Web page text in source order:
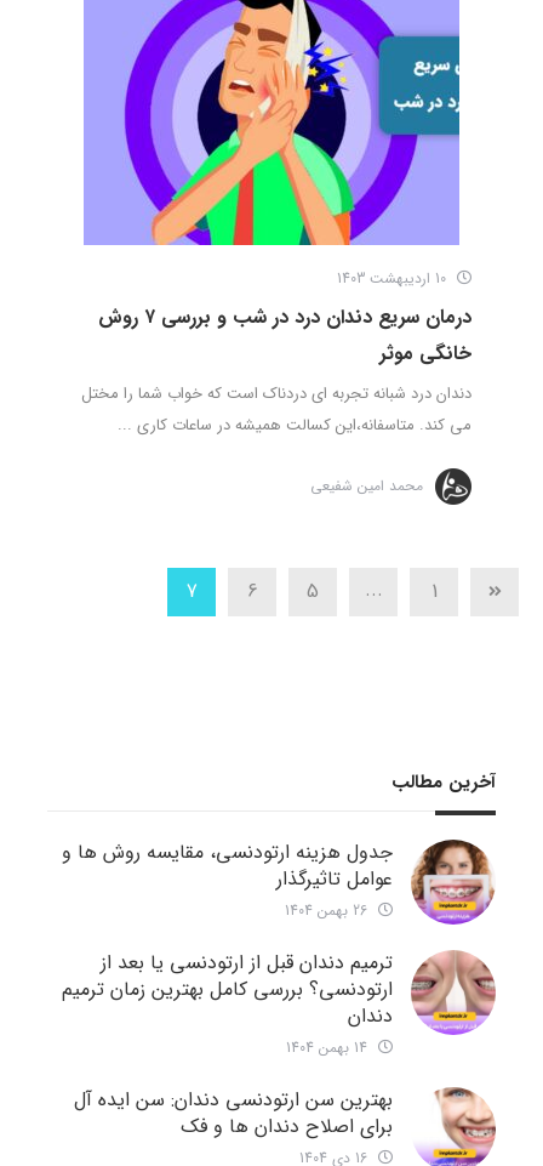
درمان سریع دندان درد در شب و بررسی ۷ روش
خانگی موثر
دندان درد شبانه تجربه ای دردناک است که خواب شما را مختل
می کند. متاسفانه،این کسالت همیشه در ساعات کاری ...
محمد امین شفیعی
1
...
5
6
7
آخرین مطالب
جدول هزینه ارتودنسی، مقایسه روش ها و
عوامل تاثیرگذار
ترمیم دندان قبل از ارتودنسی یا بعد از
ارتودنسی؟ بررسی کامل بهترین زمان ترمیم
دندان
بهترین سن ارتودنسی دندان: سن ایده آل
برای اصلاح دندان ها و فک